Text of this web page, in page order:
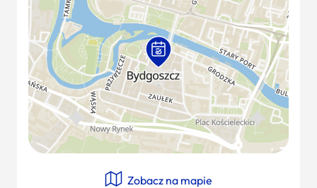
Zobacz na mapie